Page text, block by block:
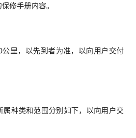
修手册内容。
里，以先到者为准，以向用户交付
属种类和范围分别如下，以向用户交